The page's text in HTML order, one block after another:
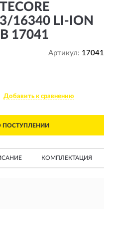
16340 LI-ION
17041
Артикул: 17041
Добавить к сравнению
ПОСТУПЛЕНИИ
КОМПЛЕКТАЦИЯ